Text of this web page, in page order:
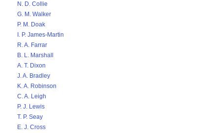
N. D. Collie
G. M. Walker
P. M. Doak
I. P. James-Martin
R. A. Farrar
B. L. Marshall
A. T. Dixon
J. A. Bradley
K. A. Robinson
C. A. Leigh
P. J. Lewis
T. P. Seay
E. J. Cross